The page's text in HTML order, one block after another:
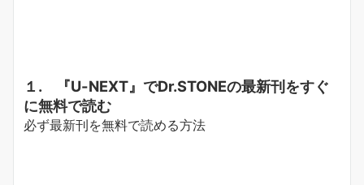
１. 『U-NEXT』でDr.STONEの最新刊をすぐ
に無料で読む
必ず最新刊を無料で読める方法